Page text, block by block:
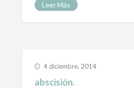
Leer Más
4 diciembre, 2014
abscisión.